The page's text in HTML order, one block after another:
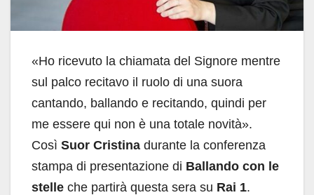
«Ho ricevuto la chiamata del Signore mentre
sul palco recitavo il ruolo di una suora
cantando, ballando e recitando, quindi per
me essere qui non è una totale novità».
Così Suor Cristina durante la conferenza
stampa di presentazione di Ballando con le
stelle che partirà questa sera su Rai 1.